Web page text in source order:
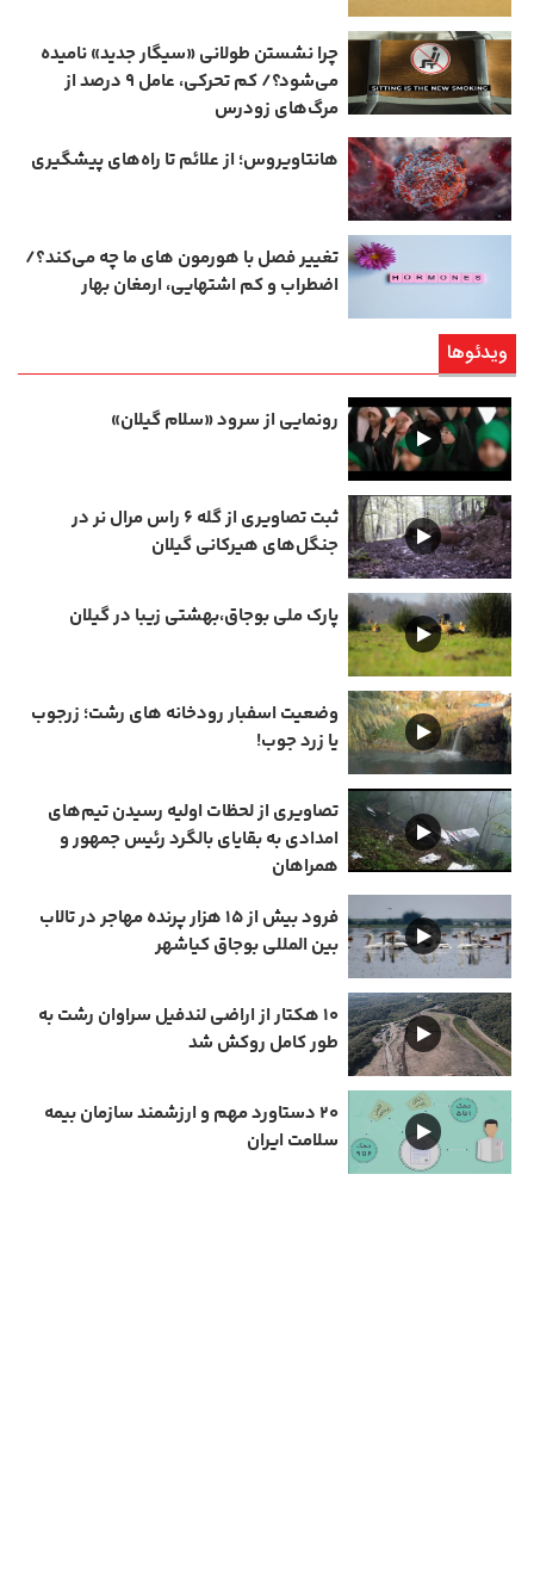
چرا نشستن طولانی «سیگار جدید» نامیده
می‌شود؟/ کم‌ تحرکی، عامل ۹ درصد از
مرگ‌های زودرس
هانتاویروس؛ از علائم تا راه‌های پیشگیری
تغییر فصل با هورمون‌ های ما چه می‌کند؟/
اضطراب و کم‌ اشتهایی، ارمغان بهار
ویدئوها
رونمایی از سرود «سلام گیلان»
ثبت تصاویری از گله ۶ راس مرال نر در
جنگل‌های هیرکانی گیلان
پارک ملی بوجاق،بهشتی زیبا در گیلان
وضعیت اسفبار رودخانه های رشت؛ زرجوب
یا زرد جوب!
تصاویری از لحظات اولیه رسیدن تیم‌های
امدادی به بقایای بالگرد رئیس جمهور و
همراهان
فرود بیش از ۱۵ هزار پرنده مهاجر در تالاب
بین المللی بوجاق کیاشهر
۱۰ هکتار از اراضی لندفیل سراوان رشت به
طور کامل روکش شد
۲۰ دستاورد مهم و ارزشمند سازمان بیمه
سلامت ایران